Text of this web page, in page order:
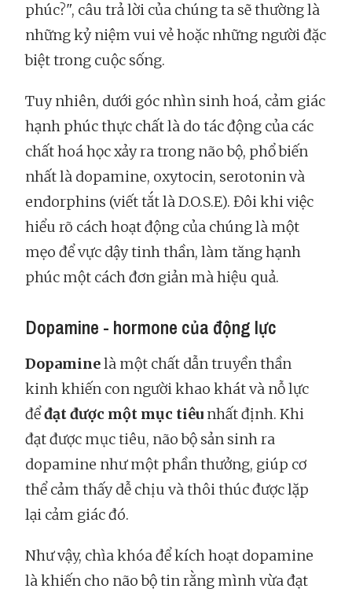
phúc?", câu trả lời của chúng ta sẽ thường là
những kỷ niệm vui vẻ hoặc những người đặc
biệt trong cuộc sống.
Tuy nhiên, dưới góc nhìn sinh hoá, cảm giác
hạnh phúc thực chất là do tác động của các
chất hoá học xảy ra trong não bộ, phổ biến
nhất là dopamine, oxytocin, serotonin và
endorphins (viết tắt là D.O.S.E). Đôi khi việc
hiểu rõ cách hoạt động của chúng là một
mẹo để vực dậy tinh thần, làm tăng hạnh
phúc một cách đơn giản mà hiệu quả.
Dopamine - hormone của động lực
Dopaminelà một chất dẫn truyền thần
kinh khiến con người khao khát và nỗ lực
đểđạt được một mục tiêu nhất định. Khi
đạt được mục tiêu, não bộ sản sinh ra
dopamine như một phần thưởng, giúp cơ
thể cảm thấy dễ chịu và thôi thúc được lặp
lại cảm giác đó.
Như vậy, chìa khóa để kích hoạt dopamine
là khiến cho não bộ tin rằng mình vừa đạt